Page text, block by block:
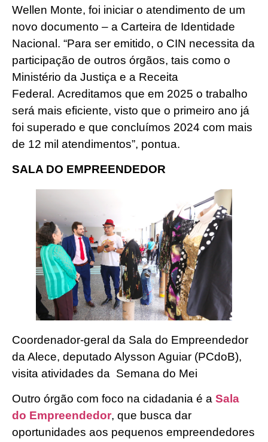
Wellen Monte, foi iniciar o atendimento de um
novo documento – a Carteira de Identidade
Nacional. “Para ser emitido, o CIN necessita da
participação de outros órgãos, tais como o
Ministério da Justiça e a Receita
Federal. Acreditamos que em 2025 o trabalho
será mais eficiente, visto que o primeiro ano já
foi superado e que concluímos 2024 com mais
de 12 mil atendimentos”, pontua.
SALA DO EMPREENDEDOR
Coordenador-geral da Sala do Empreendedor
da Alece, deputado Alysson Aguiar (PCdoB),
visita atividades da Semana do Mei
Outro órgão com foco na cidadania é a Sala
do Empreendedor, que busca dar
oportunidades aos pequenos empreendedores